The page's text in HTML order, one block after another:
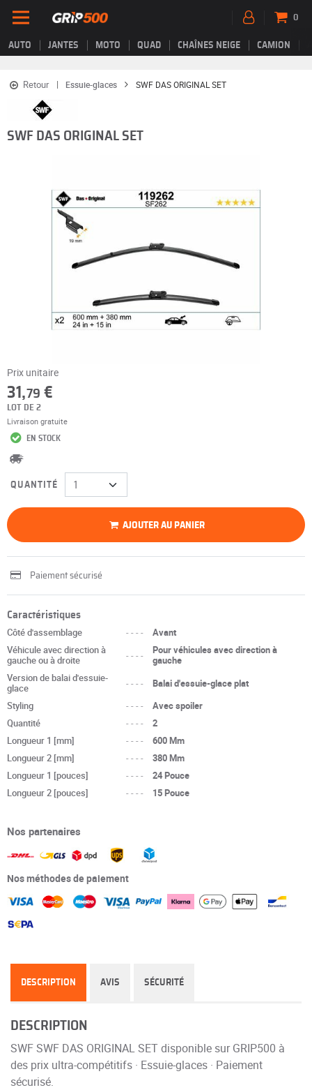
AUTO JANTES MOTO QUAD CHAÎNES NEIGE CAMION
0
Retour Essuie-glaces SWF DAS ORIGINAL SET
SWF DAS ORIGINAL SET
Prix unitaire
31,79 €
LOT DE 2
Livraison gratuite
EN STOCK
QUANTITÉ
AJOUTER AU PANIER
Paiement sécurisé
Caractéristiques
Côté d'assemblage ----
Avant
Véhicule avec direction à
gauche ou à droite
----
Pour véhicules avec direction à
gauche
Version de balai d'essuie-
glace
----
Balai d'essuie-glace plat
Styling
----
Avec spoiler
Quantité
----
2
Longueur 1 [mm]
----
600 Mm
Longueur 2 [mm]
----
380 Mm
Longueur 1 [pouces]
----
24 Pouce
Longueur 2 [pouces]
---- 15 Pouce
Nos partenaires
Nos méthodes de paiement
DESCRIPTION AVIS SÉCURITÉ
DESCRIPTION
SWF SWF DAS ORIGINAL SET disponible sur GRIP500 à
des prix ultra-compétitifs · Essuie-glaces · Paiement
sécurisé.